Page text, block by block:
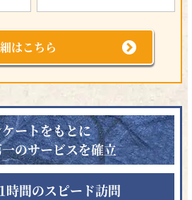
はこちら
ートをもとに
のサービスを確立
時間のスピード訪問